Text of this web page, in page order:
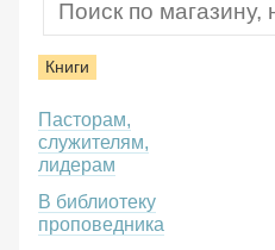
Книги
Пасторам,
служителям,
лидерам
В библиотеку
проповедника